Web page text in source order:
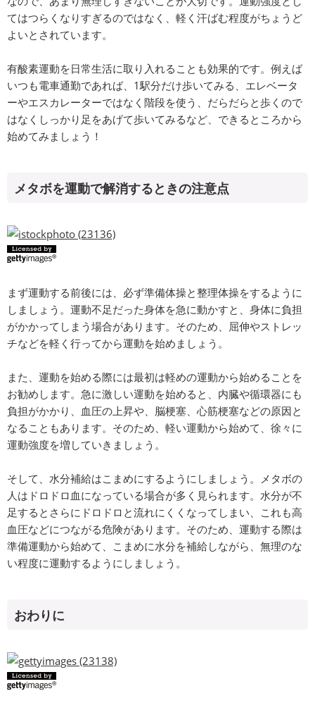
てはつらくなりすぎるのではなく、軽く汗ばむ程度がちょうど
よいとされています。
有酸素運動を日常生活に取り入れることも効果的です。例えば
いつも電車通勤であれば、1駅分だけ歩いてみる、エレベータ
ーやエスカレーターではなく階段を使う、だらだらと歩くので
はなくしっかり足をあげて歩いてみるなど、できるところから
始めてみましょう！
メタボを運動で解消するときの注意点
まず運動する前後には、必ず準備体操と整理体操をするように
しましょう。運動不足だった身体を急に動かすと、身体に負担
がかかってしまう場合があります。そのため、屈伸やストレッ
チなどを軽く行ってから運動を始めましょう。
また、運動を始める際には最初は軽めの運動から始めることを
お勧めします。急に激しい運動を始めると、内臓や循環器にも
負担がかかり、血圧の上昇や、脳梗塞、心筋梗塞などの原因と
なることもあります。そのため、軽い運動から始めて、徐々に
運動強度を増していきましょう。
そして、水分補給はこまめにするようにしましょう。メタボの
人はドロドロ血になっている場合が多く見られます。水分が不
足するとさらにドロドロと流れにくくなってしまい、これも高
血圧などにつながる危険があります。そのため、運動する際は
準備運動から始めて、こまめに水分を補給しながら、無理のな
い程度に運動するようにしましょう。
おわりに